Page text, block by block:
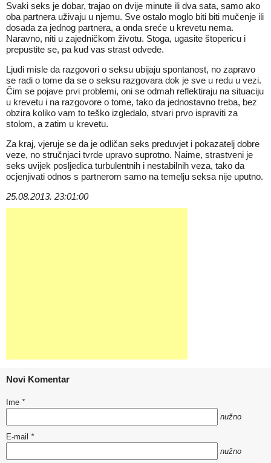
Svaki seks je dobar, trajao on dvije minute ili dva sata, samo ako
oba partnera uživaju u njemu. Sve ostalo moglo biti biti mučenje ili
dosada za jednog partnera, a onda sreće u krevetu nema.
Naravno, niti u zajedničkom životu. Stoga, ugasite štopericu i
prepustite se, pa kud vas strast odvede.
Ljudi misle da razgovori o seksu ubijaju spontanost, no zapravo
se radi o tome da se o seksu razgovara dok je sve u redu u vezi.
Čim se pojave prvi problemi, oni se odmah reflektiraju na situaciju
u krevetu i na razgovore o tome, tako da jednostavno treba, bez
obzira koliko vam to teško izgledalo, stvari prvo ispraviti za
stolom, a zatim u krevetu.
Za kraj, vjeruje se da je odličan seks preduvjet i pokazatelj dobre
veze, no stručnjaci tvrde upravo suprotno. Naime, strastveni je
seks uvijek posljedica turbulentnih i nestabilnih veza, tako da
ocjenjivati odnos s partnerom samo na temelju seksa nije uputno.
25.08.2013. 23:01:00
Novi Komentar
Ime *
nužno
E-mail *
nužno